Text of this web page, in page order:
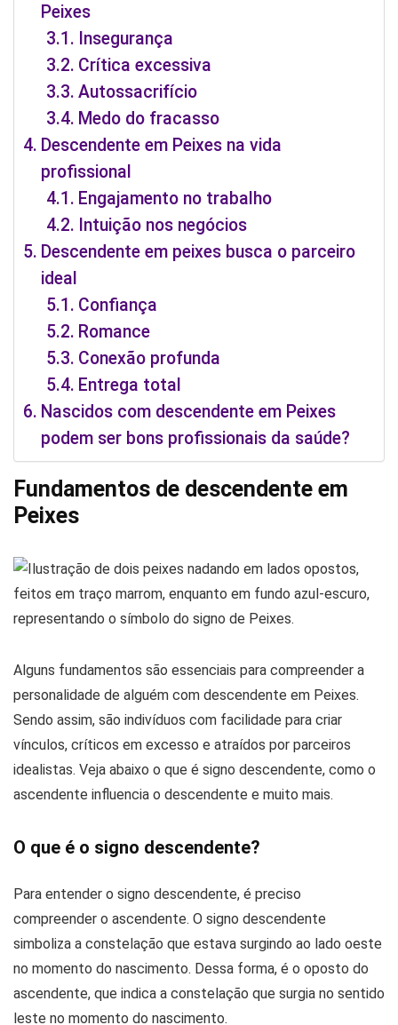
Peixes
Insegurança
Crítica excessiva
Autossacrifício
Medo do fracasso
Descendente em Peixes na vida
profissional
Engajamento no trabalho
Intuição nos negócios
Descendente em peixes busca o parceiro
ideal
Confiança
Romance
Conexão profunda
Entrega total
Nascidos com descendente em Peixes
podem ser bons profissionais da saúde?
Fundamentos de descendente em
Peixes
Alguns fundamentos são essenciais para compreender a
personalidade de alguém com descendente em Peixes.
Sendo assim, são indivíduos com facilidade para criar
vínculos, críticos em excesso e atraídos por parceiros
idealistas. Veja abaixo o que é signo descendente, como o
ascendente influencia o descendente e muito mais.
O que é o signo descendente?
Para entender o signo descendente, é preciso
compreender o ascendente. O signo descendente
simboliza a constelação que estava surgindo ao lado oeste
no momento do nascimento. Dessa forma, é o oposto do
ascendente, que indica a constelação que surgia no sentido
leste no momento do nascimento.